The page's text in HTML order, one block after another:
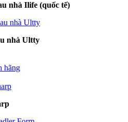
nhà Ilife (quốc tế)
nhà Ultty
hãng